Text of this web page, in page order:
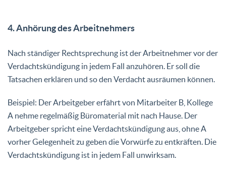
4. Anhörung des Arbeitnehmers
Nach ständiger Rechtsprechung ist der Arbeitnehmer vor der
Verdachtskündigung in jedem Fall anzuhören. Er soll die
Tatsachen erklären und so den Verdacht ausräumen können.
Beispiel: Der Arbeitgeber erfährt von Mitarbeiter B, Kollege
A nehme regelmäßig Büromaterial mit nach Hause. Der
Arbeitgeber spricht eine Verdachtskündigung aus, ohne A
vorher Gelegenheit zu geben die Vorwürfe zu entkräften. Die
Verdachtskündigung ist in jedem Fall unwirksam.